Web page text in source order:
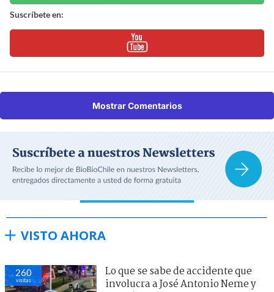
Suscríbete en:
Mostrar Comentarios
VISTO AHORA
260
visitas
Lo que se sabe de accidente que
involucra a José Antonio Neme y